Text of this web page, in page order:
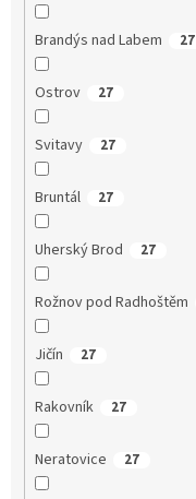
Brandýs nad Labem 27
Ostrov 27
Svitavy 27
Bruntál 27
Uherský Brod 27
Rožnov pod Radhoštěm
Jičín 27
Rakovník 27
Neratovice 27